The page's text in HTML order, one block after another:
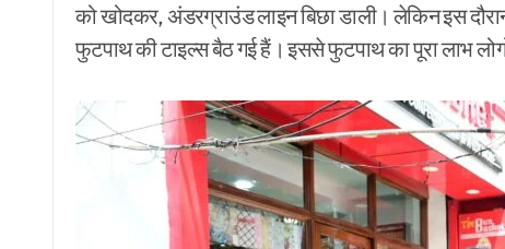
को खोदकर, अंडरग्राउंड लाइन बिछा डाली। लेकिन इस
फुटपाथ की टाइल्स बैठ गई हैं। इससे फुटपाथ का पूरा लाभ